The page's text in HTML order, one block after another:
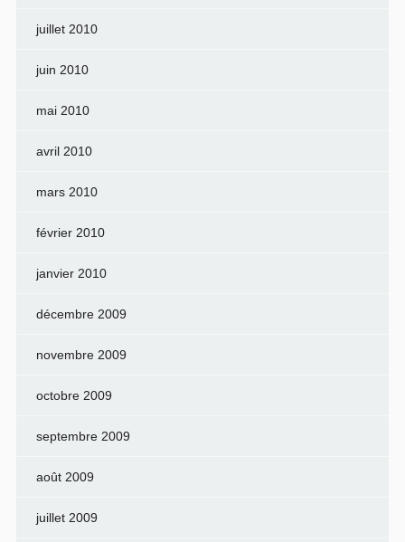
juillet 2010
juin 2010
mai 2010
avril 2010
mars 2010
février 2010
janvier 2010
décembre 2009
novembre 2009
octobre 2009
septembre 2009
août 2009
juillet 2009